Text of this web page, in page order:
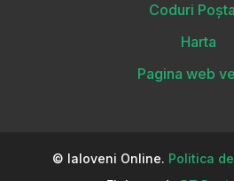
Coduri
Harta
Pagina web
© Ialoveni Online. Politica